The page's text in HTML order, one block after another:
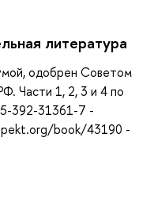
литература
одобрен Советом
Части 1, 2, 3 и 4 по
392-31361-7 -
book/43190 -